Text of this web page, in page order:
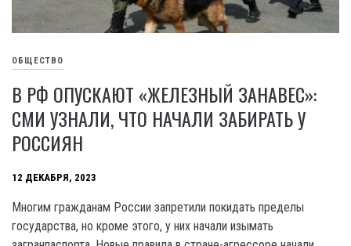
ОБЩЕСТВО
В РФ ОПУСКАЮТ «ЖЕЛЕЗНЫЙ ЗАНАВЕС»:
СМИ УЗНАЛИ, ЧТО НАЧАЛИ ЗАБИРАТЬ У
РОССИЯН
12 ДЕКАБРЯ, 2023
Многим гражданам России запретили покидать пределы
государства, но кроме этого, у них начали изымать